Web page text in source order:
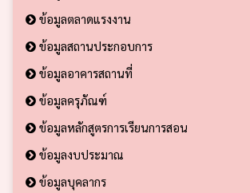
ข้อมูลตลาดแรงงาน
ข้อมูลสถานประกอบการ
ข้อมูลอาคารสถานที่
ข้อมูลครุภัณฑ์
ข้อมูลหลักสูตรการเรียนการสอน
ข้อมูลงบประมาณ
ข้อมูลบุคลากร